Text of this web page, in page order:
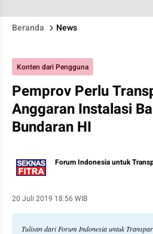
Beranda News
Konten dari Pengguna
Pemprov Perlu
Anggaran Instalasi
Bundaran HI
Forum Indonesia untuk
20 Juli 2019 18:56 WIB
Tulisan dari Forum Indonesia untuk